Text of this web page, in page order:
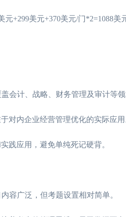
+299美元+370美元/门*2=1088美
会计、战略、财务管理及审计等领
对内企业经营管理优化的实际应用
践应用，避免单纯死记硬背。
容广泛，但考题设置相对简单。